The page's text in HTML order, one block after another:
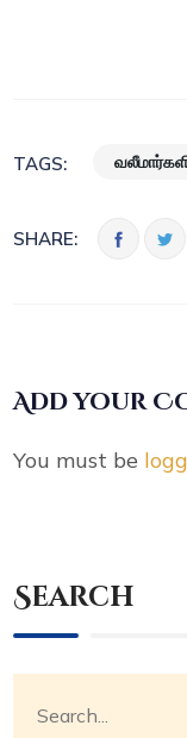
TAGS:
SHARE:
Add your
You must be
Search